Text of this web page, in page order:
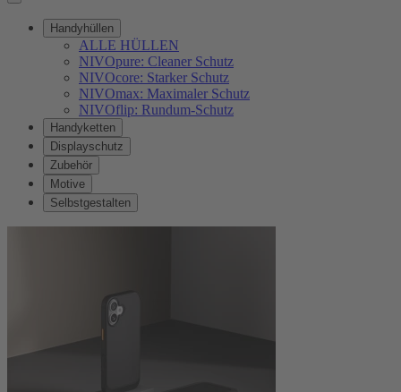
Handyhüllen
ALLE HÜLLEN
NIVOpure: Cleaner Schutz
NIVOcore: Starker Schutz
NIVOmax: Maximaler Schutz
NIVOflip: Rundum-Schutz
Handyketten
Displayschutz
Zubehör
Motive
Selbstgestalten